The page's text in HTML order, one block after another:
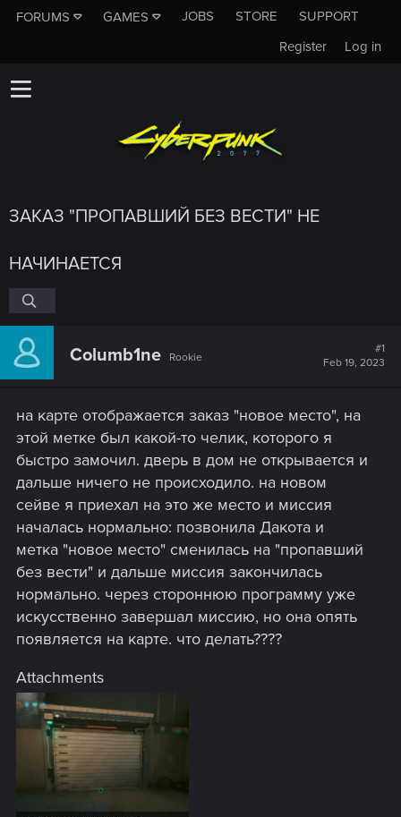
FORUMS GAMES JOBS STORE
SUPPORT
Log in
Register
ЗАКАЗ "ПРОПАВШИЙ БЕЗ ВЕСТИ" НЕ
НАЧИНАЕТСЯ
Columb1ne Rookie
#1
Feb 19, 2023
на карте отображается заказ "новое место", на
этой метке был какой-то челик, которого я
быстро замочил. дверь в дом не открывается и
дальше ничего не происходило. на новом
сейве я приехал на это же место и миссия
началась нормально: позвонила Дакота и
метка "новое место" сменилась на "пропавший
без вести" и дальше миссия закончилась
нормально. через стороннюю программу уже
искусственно завершал миссию, но она опять
появляется на карте. что делать????
Attachments